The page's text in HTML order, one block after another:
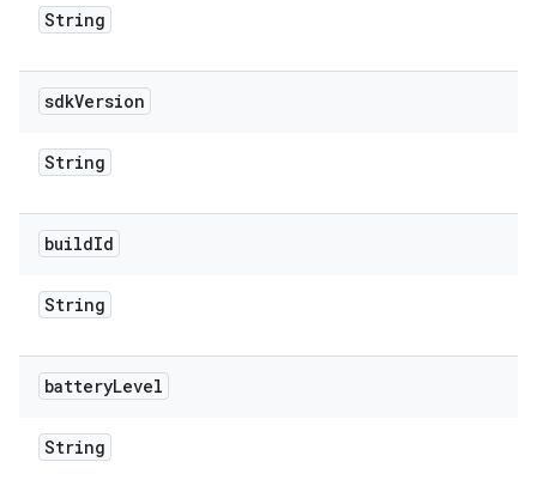
String
sdkVersion
String
buildId
String
batteryLevel
String